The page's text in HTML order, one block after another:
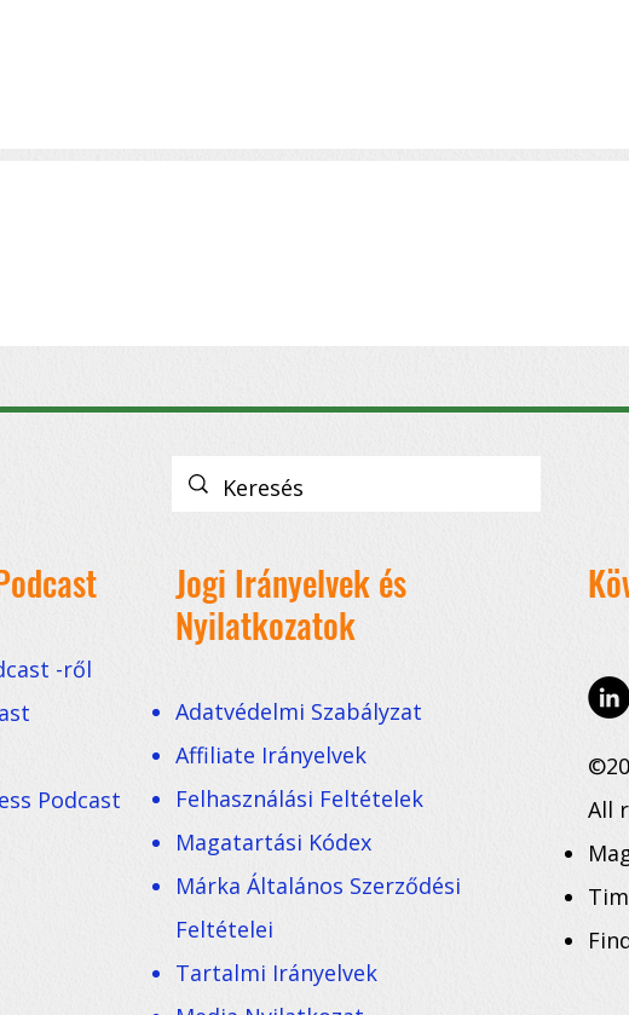
-ről
Podcast
Jogi Irányelvek és
Nyilatkozatok
Adatvédelmi Szabályzat
Affiliate Irányelvek
Felhasználási Feltételek
Magatartási Kódex
Márka Általános Szerződési
Feltételei
Tartalmi Irányelvek
All